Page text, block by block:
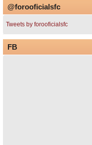
@forooficialsfc
Tweets by forooficialsfc
FB